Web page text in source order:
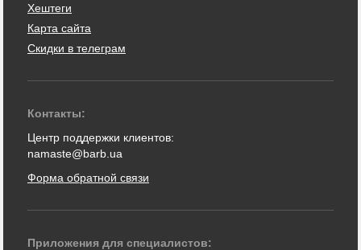
Хештеги
Карта сайта
Скидки в телеграм
Контакты:
Центр поддержки клиентов:
namaste@barb.ua
Форма обратной связи
Приложения для специалистов: